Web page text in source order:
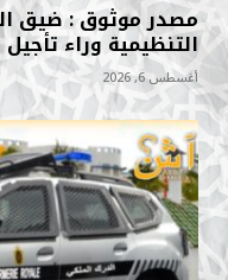
مصدر موثوق : ضيق
التنظيمية وراء
أغسطس 6, 2026